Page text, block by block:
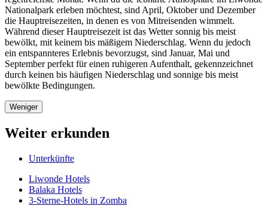
Nationalpark erleben möchtest, sind April, Oktober und Dezember
die Hauptreisezeiten, in denen es von Mitreisenden wimmelt.
Während dieser Hauptreisezeit ist das Wetter sonnig bis meist
bewölkt, mit keinem bis mäßigem Niederschlag. Wenn du jedoch
ein entspannteres Erlebnis bevorzugst, sind Januar, Mai und
September perfekt für einen ruhigeren Aufenthalt, gekennzeichnet
durch keinen bis häufigen Niederschlag und sonnige bis meist
bewölkte Bedingungen.
Weniger
Weiter erkunden
Unterkünfte
Liwonde Hotels
Balaka Hotels
3-Sterne-Hotels in Zomba